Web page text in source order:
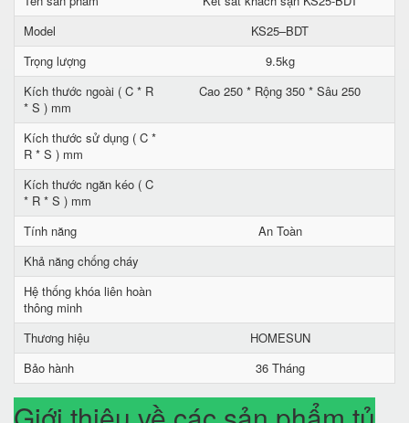
Model
KS25–BDT
Trọng lượng
9.5kg
Kích thước ngoài ( C * R
* S ) mm
Cao 250 * Rộng 350 * Sâu 250
Kích thước sử dụng ( C *
R * S ) mm
Kích thước ngăn kéo ( C
* R * S ) mm
Tính năng
An Toàn
Khả năng chống cháy
Hệ thống khóa liên hoàn
thông minh
Thương hiệu
HOMESUN
Bảo hành
36 Tháng